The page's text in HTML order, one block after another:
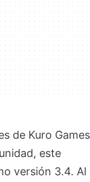
de Kuro Games
este
versión 3.4. Al